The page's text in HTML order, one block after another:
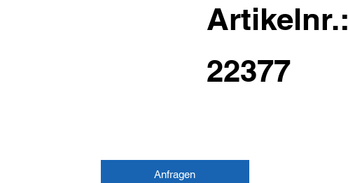
Artikelnr.:
22377
Anfragen